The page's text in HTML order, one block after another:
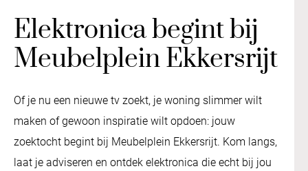
Elektronica begint bij
Meubelplein Ekkersrijt
Of je nu een nieuwe tv zoekt, je woning slimmer wilt
maken of gewoon inspiratie wilt opdoen: jouw
zoektocht begint bij Meubelplein Ekkersrijt. Kom langs,
laat je adviseren en ontdek elektronica die echt bij jou